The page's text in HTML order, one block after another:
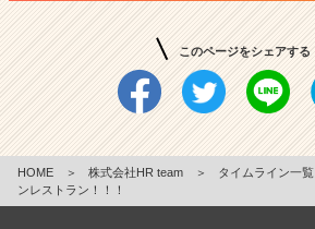
このページをシェアする
HOME ＞ 株式会社HR team ＞ タイムライン一覧
ンレストラン！！！